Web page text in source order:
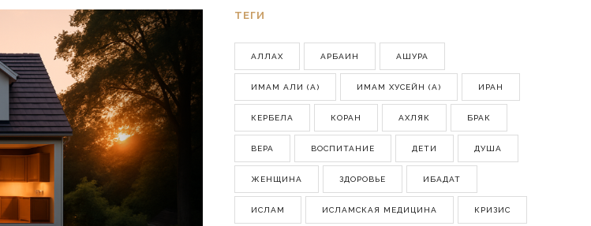
ТЕГИ
АЛЛАХ АРБАИН АШУРА
ИМАМ АЛИ (А) ИМАМ ХУСЕЙН (А) ИРАН
КЕРБЕЛА КОРАН АХЛЯК БРАК
ВЕРА ВОСПИТАНИЕ ДЕТИ ДУША
ЖЕНЩИНА ЗДОРОВЬЕ ИБАДАТ
ИСЛАМ ИСЛАМСКАЯ МЕДИЦИНА КРИЗИС